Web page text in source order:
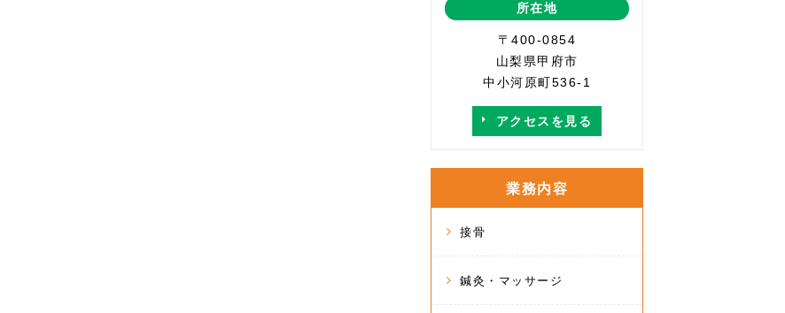
所在地
〒400-0854
山梨県甲府市
中小河原町536-1
アクセスを見る
業務内容
接骨
鍼灸・マッサージ